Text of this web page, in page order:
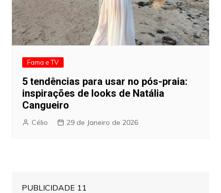
Fama e TV
5 tendências para usar no pós-praia:
inspirações de looks de Natália
Cangueiro
Célio 29 de Janeiro de 2026
PUBLICIDADE 11